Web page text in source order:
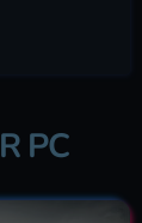
PC